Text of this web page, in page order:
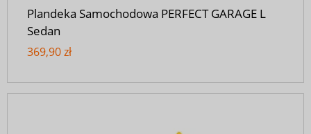
Plandeka Samochodowa PERFECT GARAGE L
Sedan
369,90 zł